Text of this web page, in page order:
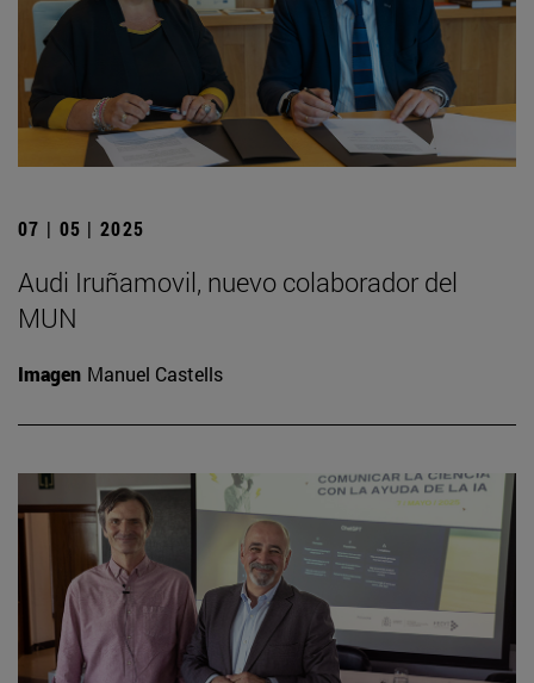
07 | 05 | 2025
Audi Iruñamovil, nuevo colaborador del
MUN
Imagen Manuel Castells